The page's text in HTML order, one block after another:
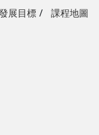
展目標 課程地圖